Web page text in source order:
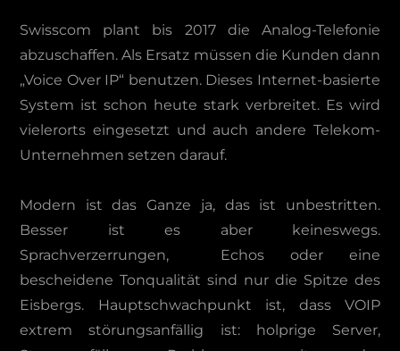
Swisscom plant bis 2017 die Analog-Telefonie
abzuschaffen. Als Ersatz müssen die Kunden dann
„Voice Over IP“ benutzen. Dieses Internet-basierte
System ist schon heute stark verbreitet. Es wird
vielerorts eingesetzt und auch andere Telekom-
Unternehmen setzen darauf.
Modern ist das Ganze ja, das ist unbestritten.
Besser ist es aber keineswegs.
Sprachverzerrungen, Echos oder eine
bescheidene Tonqualität sind nur die Spitze des
Eisbergs. Hauptschwachpunkt ist, dass VOIP
extrem störungsanfällig ist: holprige Server,